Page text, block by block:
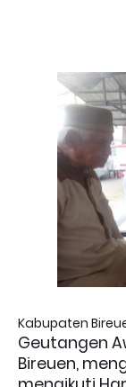
Kabupaten
Geutangen
Bireuen,